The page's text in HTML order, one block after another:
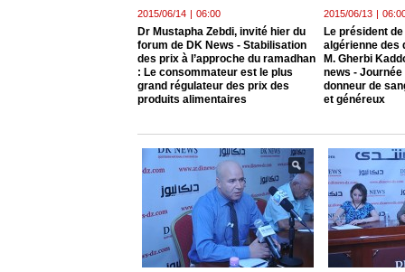
2015/06/14 | 06:00
Dr Mustapha Zebdi, invité hier du
forum de DK News - Stabilisation
des prix à l’approche du ramadhan
: Le consommateur est le plus
grand régulateur des prix des
produits alimentaires
2015/06/13 |
Le président
algérienne des
M. Gherbi
news -
donneur de
et généreux